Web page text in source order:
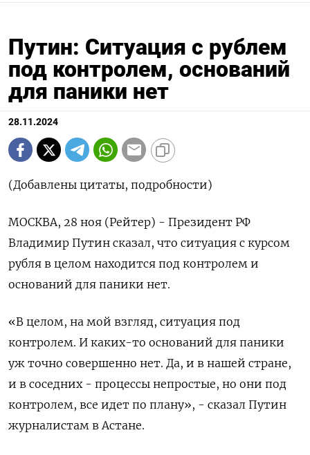
Путин: Ситуация с рублем
под контролем, оснований
для паники нет
28.11.2024
(Добавлены цитаты, подробности)
МОСКВА, 28 ноя (Рейтер) - Президент РФ
Владимир Путин сказал, что ситуация с курсом
рубля в целом находится под контролем и
оснований для паники нет.
«В целом, на мой взгляд, ситуация под
контролем. И каких-то оснований для паники
уж точно совершенно нет. Да, и в нашей стране,
и в соседних - процессы непростые, но они под
контролем, все идет по плану», - сказал Путин
журналистам в Астане.